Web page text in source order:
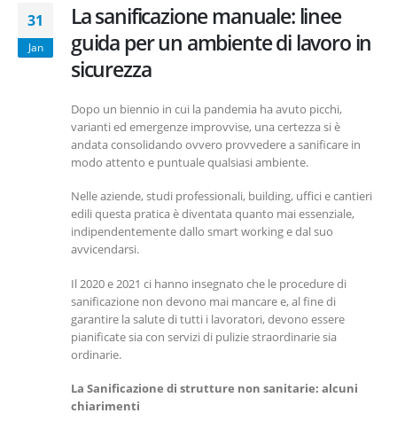
31
Jan
La sanificazione manuale: linee
guida per un ambiente di lavoro in
sicurezza
Dopo un biennio in cui la pandemia ha avuto picchi,
varianti ed emergenze improvvise, una certezza si è
andata consolidando ovvero provvedere a sanificare in
modo attento e puntuale qualsiasi ambiente.
Nelle aziende, studi professionali, building, uffici e cantieri
edili questa pratica è diventata quanto mai essenziale,
indipendentemente dallo smart working e dal suo
avvicendarsi.
Il 2020 e 2021 ci hanno insegnato che le procedure di
sanificazione non devono mai mancare e, al fine di
garantire la salute di tutti i lavoratori, devono essere
pianificate sia con servizi di pulizie straordinarie sia
ordinarie.
La Sanificazione di strutture non sanitarie: alcuni
chiarimenti